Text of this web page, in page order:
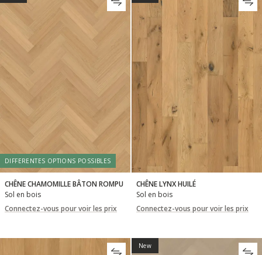
DIFFERENTES OPTIONS POSSIBLES
CHÊNE CHAMOMILLE BÂTON ROMPU
Sol en bois
Connectez-vous pour voir les prix
CHÊNE LYNX HUILÉ
Sol en bois
Connectez-vous pour voir les prix
New